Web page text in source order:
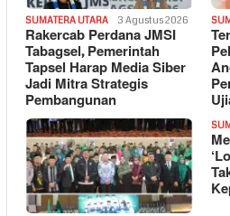
SUMATERA UTARA 3 Agustus 2026
Rakercab Perdana JMSI
Tabagsel, Pemerintah
Tapsel Harap Media Siber
Jadi Mitra Strategis
Pembangunan